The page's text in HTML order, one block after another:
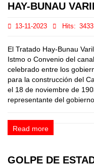
HAY-BUNAU
13-11-2023 Hits: 3433
El Tratado Hay-Bunau
Istmo o Convenio del
celebrado entre los
para la construcción del
el 18 de noviembre de
representante del
Read more
GOLPE DE